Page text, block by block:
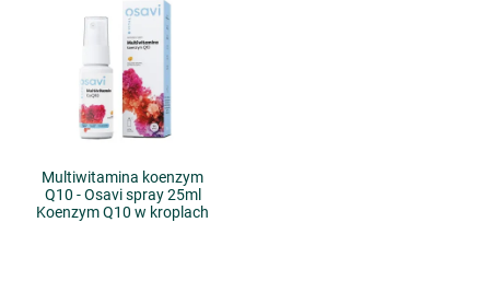
Multiwitamina koenzym
Q10 - Osavi spray 25ml
Koenzym Q10 w kroplach